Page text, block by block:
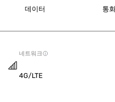
데이터 통
네트워크
4G/LTE